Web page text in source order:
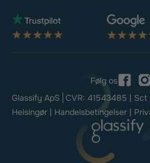
Glassify ApS CVR: 41543485 | Sct
Helsingør | Handelsbetingelser |
Følg os